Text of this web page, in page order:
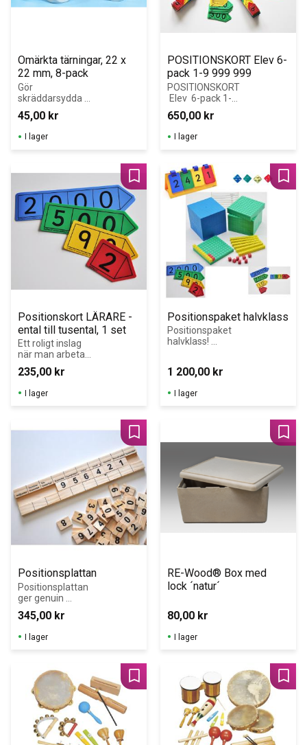
Omärkta tärningar, 22 x
22 mm, 8-pack
Gör
skräddarsydda
tärningar.
Använd
vattenfast
märkpenna/OH-
märkning.
45,00 kr
I lager
POSITIONSKORT Elev 6-
pack 1-9 999 999
POSITIONSKORT
Elev  6-pack 1-9
999 999
650,00 kr
I lager
Positionskort LÄRARE -
ental till tusental, 1 set
Ett roligt inslag
när man arbetar
med
tiosystemet,
räkning och
antalsuppfattnin
235,00 kr
Lägg till i favoriter
I lager
Positionspaket halvklass
Positionspaket
halvklass!
arbete -
positionspaket
1 200,00 kr
I lager
Positionsplattan
Positionsplattan
ger genuin
kunskap om
positionssystem
et!
345,00 kr
Lägg till i favoriter
I lager
RE-Wood® Box med
lock ´natur´
80,00 kr
I lager
Lägg till i favoriter